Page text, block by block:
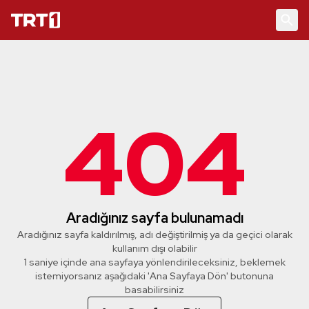
404
Aradığınız sayfa bulunamadı
Aradığınız sayfa kaldırılmış, adı değiştirilmiş ya da geçici olarak
kullanım dışı olabilir
1 saniye içinde ana sayfaya yönlendirileceksiniz, beklemek
istemiyorsanız aşağıdaki 'Ana Sayfaya Dön' butonuna
basabilirsiniz